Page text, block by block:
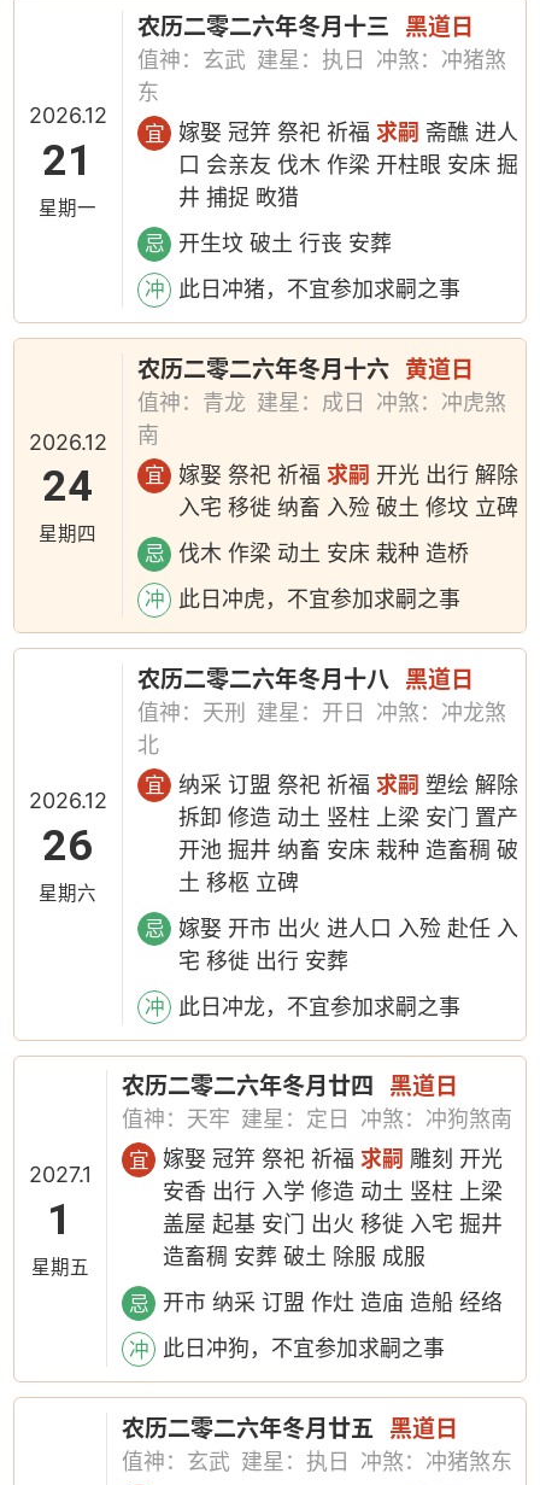
2026.12
21
星期一
农历二零二六年冬月十三 黑道日
值神：玄武 建星：执日
冲煞：冲猪煞
东
宜 嫁娶 冠笄 祭祀 祈福求嗣 斋醮 进人
口 会亲友 伐木 作梁 开柱眼 安床 掘
井 捕捉 畋猎
忌 开生坟 破土 行丧 安葬
冲 此日冲猪，不宜参加求嗣之事
2026.12
24
星期四
农历二零二六年冬月十六 黄道日
值神：青龙 建星：成日
冲煞：冲虎煞
南
宜 嫁娶 祭祀 祈福求嗣 开光 出行 解除
入宅 移徙 纳畜 入殓 破土 修坟 立碑
忌 伐木 作梁 动土 安床 栽种 造桥
冲 此日冲虎，不宜参加求嗣之事
2026.12
26
星期六
农历二零二六年冬月十八 黑道日
值神：天刑 建星：开日
冲煞：冲龙煞
北
宜 纳采 订盟 祭祀 祈福求嗣 塑绘 解除
拆卸 修造 动土 竖柱 上梁 安门 置产
开池 掘井 纳畜 安床 栽种 造畜稠 破
土 移柩 立碑
忌
嫁娶 开市 出火 进人口 入殓 赴任 入
宅 移徙 出行 安葬
冲 此日冲龙，不宜参加求嗣之事
2027.1
1
星期五
农历二零二六年冬月廿四 黑道日
值神：天牢 建星：定日 冲煞：冲狗煞南
宜 嫁娶 冠笄 祭祀 祈福求嗣 雕刻 开光
安香 出行 入学 修造 动土 竖柱 上梁
盖屋 起基 安门 出火 移徙 入宅 掘井
造畜稠 安葬 破土 除服 成服
忌 开市 纳采 订盟 作灶 造庙 造船 经络
冲 此日冲狗，不宜参加求嗣之事
农历二零二六年冬月廿五 黑道日
值神：玄武 建星：执日 冲煞：冲猪煞东